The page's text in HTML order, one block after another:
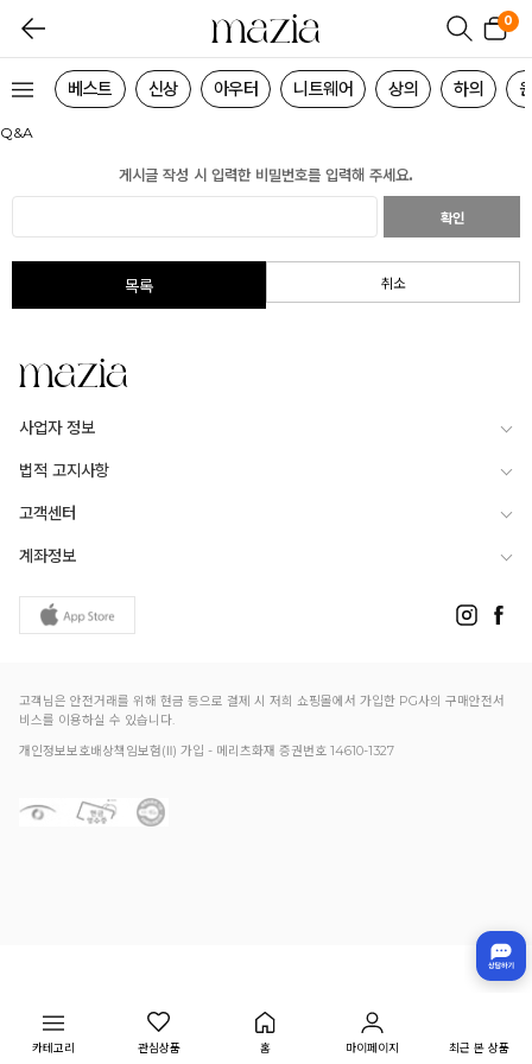
0
베스트 신상 아우터 니트웨어 상의 하의
카테고리 관심상품 홈 마이페이지 최근 본 상품
Q&A
게시글 작성 시 입력한 비밀번호를 입력해 주세요.
확인
목록 취소
사업자 정보
법적 고지사항
고객센터
계좌정보
고객님은 안전거래를 위해 현금 등으로 결제 시 저희 쇼핑몰에서 가입한 PG사의 구매안전서
비스를 이용하실 수 있습니다.
개인정보보호배상책임보험(Ⅱ) 가입 - 메리츠화재 증권번호 14610-1327